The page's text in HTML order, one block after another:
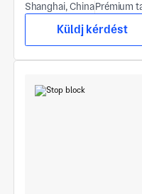
Shanghai, ChinaPrémium
Küldj kérdést